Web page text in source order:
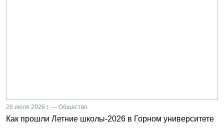
28 июля 2026 г. — Общество
Как прошли Летние школы-2026 в Горном университете